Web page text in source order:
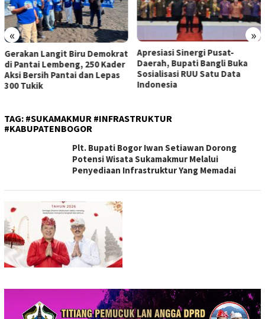
« »
Apresiasi Sinergi Pusat-
Daerah, Bupati Bangli Buka
Sosialisasi RUU Satu Data
Indonesia
Wabup Bangli Lepas Jalan
Santai, Awali Rangkaian
Peringatan HUT ke-81
Kemerdekaan RI
TAG: #SUKAMAKMUR #INFRASTRUKTUR
#KABUPATENBOGOR
Plt. Bupati Bogor Iwan Setiawan Dorong
Potensi Wisata Sukamakmur Melalui
Penyediaan Infrastruktur Yang Memadai